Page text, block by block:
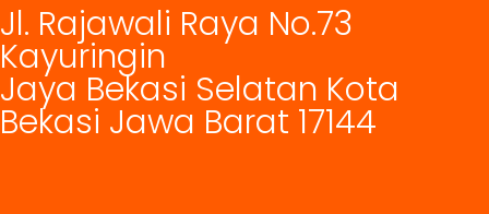
Jl. Rajawali Raya No.73
Kayuringin
Jaya Bekasi Selatan Kota
Bekasi Jawa Barat 17144